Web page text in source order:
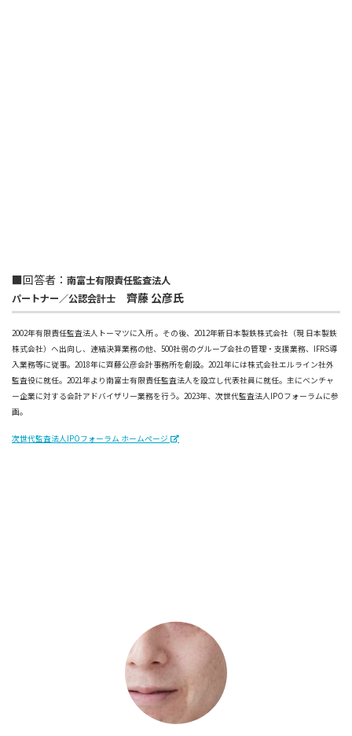
■回答者： 南富士有限責任監査法人
パートナー／公認会計士 齊藤 公彦氏
2002年有限責任監査法人トーマツに入所 。その後、2012年新日本製鉄株式会社（現 日本製鉄
株式会社）へ出向し、連結決算業務の他、500社弱のグループ会社の管理・支援業務、IFRS導
入業務等に従事。2018年に齊藤公彦会計事務所を創設。2021年には株式会社エルライン社外
監査役に就任。2021年より南富士有限責任監査法人を設立し代表社員に就任。主にベンチャ
ー企業に対する会計アドバイザリー業務を行う。2023年、次世代監査法人IPOフォーラムに参
画。
次世代監査法人IPOフォーラム ホームページ